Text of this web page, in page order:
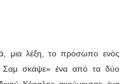
μια λέξη, το πρόσωπο ενός
Σαμ σκάψε» ένα από τα δύο